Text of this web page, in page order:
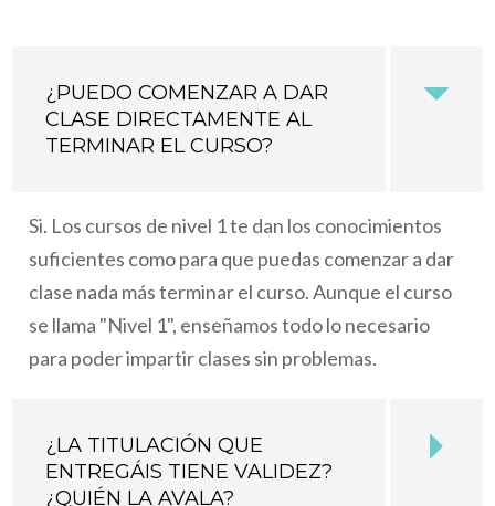
¿PUEDO COMENZAR A DAR
CLASE DIRECTAMENTE AL
TERMINAR EL CURSO?
Si. Los cursos de nivel 1 te dan los conocimientos
suficientes como para que puedas comenzar a dar
clase nada más terminar el curso. Aunque el curso
se llama "Nivel 1", enseñamos todo lo necesario
para poder impartir clases sin problemas.
¿LA TITULACIÓN QUE
ENTREGÁIS TIENE VALIDEZ?
¿QUIÉN LA AVALA?